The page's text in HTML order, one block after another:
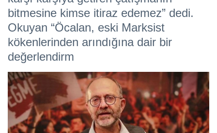
bitmesine kimse itiraz edemez” dedi.
Okuyan “Öcalan, eski Marksist
kökenlerinden arındığına dair bir
değerlendirm